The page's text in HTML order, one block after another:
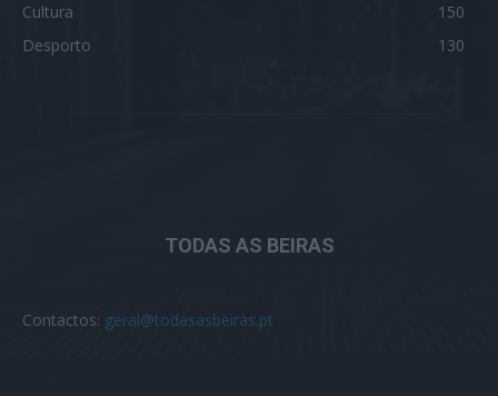
Cultura
150
Desporto
130
TODAS AS BEIRAS
Contactos: geral@todasasbeiras.pt